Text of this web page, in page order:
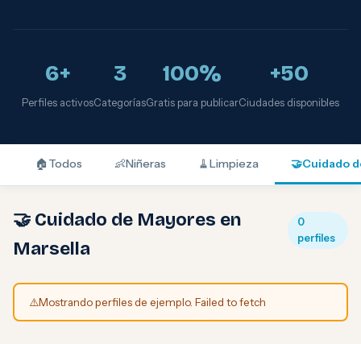
6+
Perfiles activos
3
Categorías
100%
Gratis para publicar
+50
Ciudades disponibles
🏠 Todos 👶Niñeras 🧹Limpieza 🤝Cuidado
🤝 Cuidado de Mayores en
Marsella
0
perfiles
⚠️Mostrando perfiles de ejemplo. Failed to fetch